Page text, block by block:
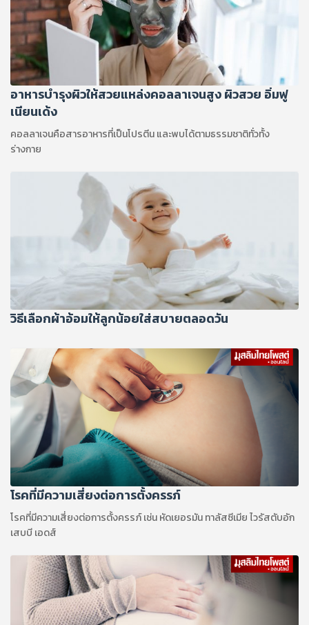
อาหารบำรุงผิวให้สวยแหล่งคอลลาเจนสูง ผิวสวย อิ่มฟู
เนียนเด้ง
คอลลาเจนคือสารอาหารที่เป็นโปรตีน และพบได้ตามธรรมชาติทั่วทั้ง
ร่างกาย
วิธีเลือกผ้าอ้อมให้ลูกน้อยใส่สบายตลอดวัน
โรคที่มีความเสี่ยงต่อการตั้งครรภ์
โรคที่มีความเสี่ยงต่อการตั้งครรภ์ เช่น หัดเยอรมัน ทาลัสซีเมีย ไวรัสตับอัก
เสบบี เอดส์